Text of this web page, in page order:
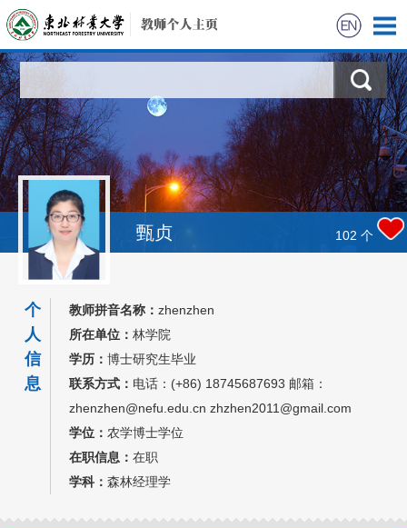
森林之声科研团队
科学研究
获奖信息
学生信息
招生信息
甄贞 102 个
个
人
信
息
教师拼音名称： zhenzhen
所在单位： 林学院
学历： 博士研究生毕业
联系方式： 电话：(+86) 18745687693 邮箱：
zhenzhen@nefu.edu.cn zhzhen2011@gmail.com
学位： 农学博士学位
在职信息： 在职
学科： 森林经理学